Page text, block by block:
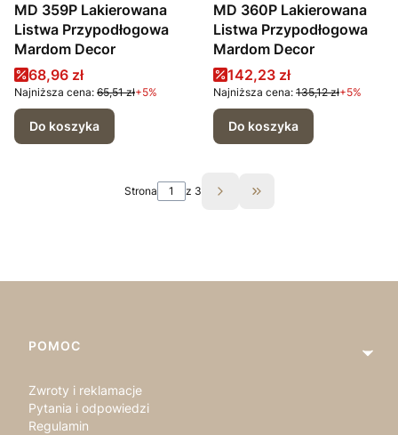
MD 359P Lakierowana
Listwa Przypodłogowa
Mardom Decor
Cena promocyjna
68,96 zł
Najniższa cena: 65,51 zł+5%
Do koszyka
MD 360P Lakierowana
Listwa Przypodłogowa
Mardom Decor
Cena promocyjna
142,23 zł
Najniższa cena: 135,12 zł+5%
Do koszyka
Strona z 3 Przejdź do ostatniej
Linki w stopce
POMOC
Zwroty i reklamacje
Pytania i odpowiedzi
Regulamin